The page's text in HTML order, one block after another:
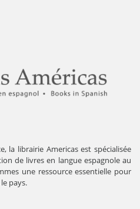
la librairie Americas est spécialisée
de livres en langue espagnole au
une ressource essentielle pour
pays.